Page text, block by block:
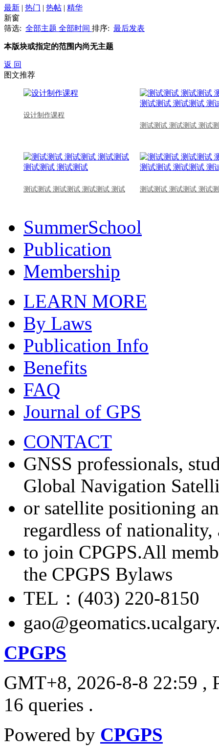
最新 | 热门 | 热帖 | 精华
新窗
筛选: 全部主题 全部时间 排序: 最后发表
本版块或指定的范围内尚无主题
返 回
图文推荐
设计制作课程
测试测试 测试测试 测试
测试测试 测试测试 测试测试 测试 测试测试 测试测试 测试
SummerSchool
Publication
Membership
LEARN MORE
By Laws
Publication Info
Benefits
FAQ
Journal of GPS
CONTACT
GNSS professionals,
Global Navigation
or satellite positioning
regardless of nationality,
to join CPGPS.All
the CPGPS Bylaws
TEL：(403) 220-8150
CPGPS
GMT+8, 2026-8-8 22:59 ,
16 queries .
Powered by CPGPS